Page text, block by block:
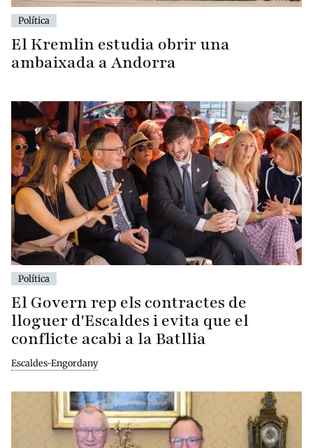
Política
El Kremlin estudia obrir una
ambaixada a Andorra
Política
El Govern rep els contractes de
lloguer d'Escaldes i evita que el
conflicte acabi a la Batllia
Escaldes-Engordany